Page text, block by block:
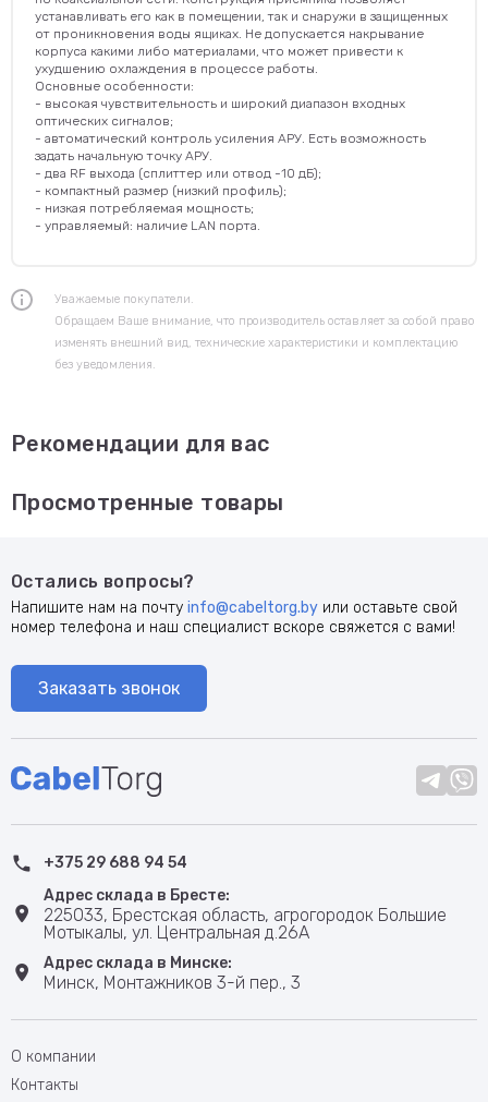
устанавливать его как в помещении, так и снаружи в защищенных
от проникновения воды ящиках. Не допускается накрывание
корпуса какими либо материалами, что может привести к
ухудшению охлаждения в процессе работы.
Основные особенности:
- высокая чувствительность и широкий диапазон входных
оптических сигналов;
- автоматический контроль усиления АРУ. Есть возможность
задать начальную точку АРУ.
- два RF выхода (сплиттер или отвод -10 дБ);
- компактный размер (низкий профиль);
- низкая потребляемая мощность;
- управляемый: наличие LAN порта.
Уважаемые покупатели.
Обращаем Ваше внимание, что производитель оставляет за собой право
изменять внешний вид, технические характеристики и комплектацию
без уведомления.
Рекомендации для вас
Просмотренные товары
Остались вопросы?
Напишите нам на почту info@cabeltorg.by или оставьте свой
номер телефона и наш специалист вскоре свяжется с вами!
Заказать звонок
+375 29 688 94 54
Адрес склада в Бресте:
225033, Брестская область, агрогородок Большие
Мотыкалы, ул. Центральная д.26А
Адрес склада в Минске:
Минск, Монтажников 3-й пер., 3
О компании
Контакты